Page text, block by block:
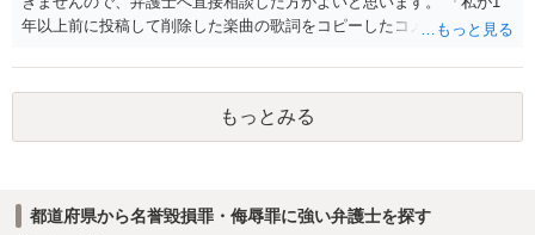
年以上前に投稿して削除した楽曲の歌詞をコピーしたコメント」とい
毀損の可能性がありますが、それ以外の意味であれば回答は変わりま
す。 「私が学生時代にいじられていた」ことは、単にそれだけでは権
利侵害とは言い難いところです（いじめの事実をアウティングされ
た、といった意味であれば権利侵害性が出てくる可能性はあります
もっとみる
都道府県から名誉毀損罪・侮辱罪に強い弁護士を探す